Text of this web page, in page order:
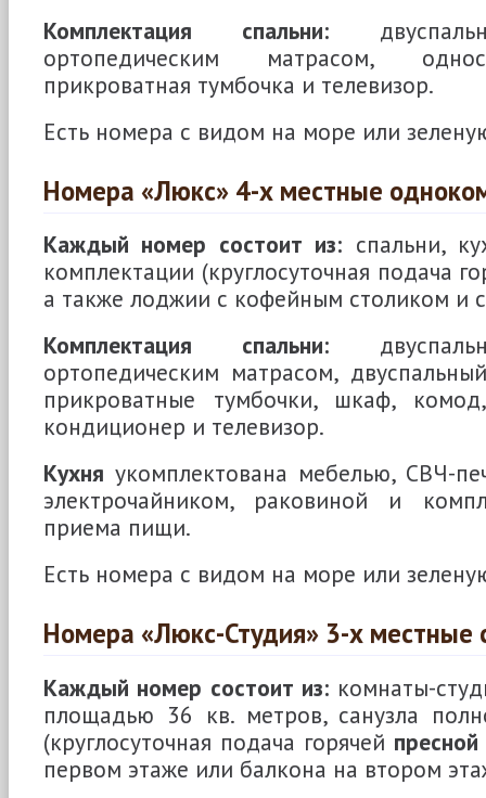
Комплектация спальни:
ортопедическим матрасом,
прикроватная тумбочка и телевизор.
Есть номера с видом на море или
Номера «Люкс» 4-х местные
Каждый номер состоит из: спальни,
комплектации (круглосуточная подача
а также лоджии с кофейным столиком и
Комплектация спальни:
ортопедическим матрасом,
прикроватные тумбочки, шкаф,
кондиционер и телевизор.
Кухня укомплектована мебелью, СВЧ-
электрочайником, раковиной и
приема пищи.
Есть номера с видом на море или
Номера «Люкс-Студия» 3-х местные
Каждый номер состоит из: комнаты-
площадью 36 кв. метров, санузла
(круглосуточная подача горячей пресной
первом этаже или балкона на втором